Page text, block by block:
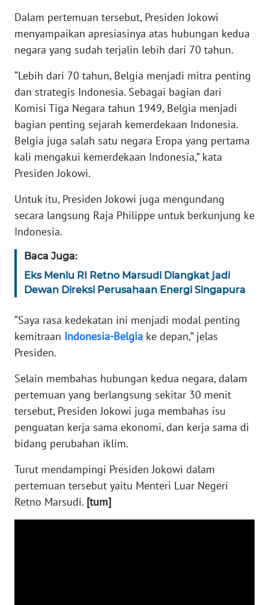
Dalam pertemuan tersebut, Presiden Jokowi
menyampaikan apresiasinya atas hubungan kedua
negara yang sudah terjalin lebih dari 70 tahun.
“Lebih dari 70 tahun, Belgia menjadi mitra penting
dan strategis Indonesia. Sebagai bagian dari
Komisi Tiga Negara tahun 1949, Belgia menjadi
bagian penting sejarah kemerdekaan Indonesia.
Belgia juga salah satu negara Eropa yang pertama
kali mengakui kemerdekaan Indonesia,” kata
Presiden Jokowi.
Untuk itu, Presiden Jokowi juga mengundang
secara langsung Raja Philippe untuk berkunjung ke
Indonesia.
Baca Juga:
Eks Menlu RI Retno Marsudi Diangkat jadi
Dewan Direksi Perusahaan Energi Singapura
“Saya rasa kedekatan ini menjadi modal penting
kemitraan Indonesia-Belgia ke depan,” jelas
Presiden.
Selain membahas hubungan kedua negara, dalam
pertemuan yang berlangsung sekitar 30 menit
tersebut, Presiden Jokowi juga membahas isu
penguatan kerja sama ekonomi, dan kerja sama di
bidang perubahan iklim.
Turut mendampingi Presiden Jokowi dalam
pertemuan tersebut yaitu Menteri Luar Negeri
Retno Marsudi. [tum]
MAWAKA
MARTABAT
NET
FORJASIDA
TAMBANG
NEWS
JURNAL
MARITIM
FISUELRI
BERKAT
ANUGERAH
NEWS
AKHLAK
ID
SONYA
ASA
Informasi